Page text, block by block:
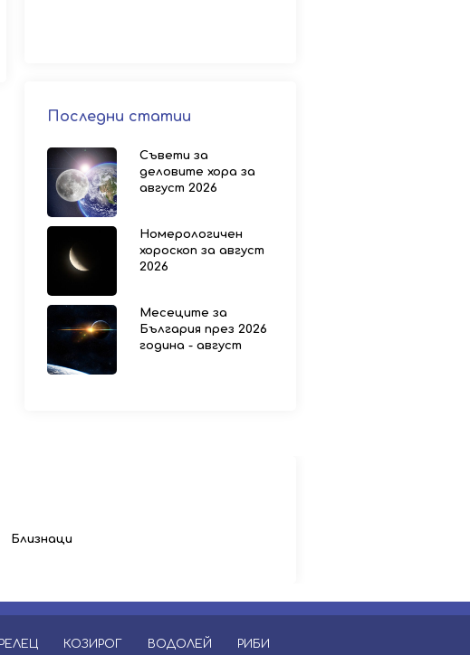
Последни статии
Съвети за
деловите хора за
август 2026
Номерологичен
хороскоп за август
2026
Месеците за
България през 2026
година - август
Близнаци
КОЗИРОГ ВОДОЛЕЙ РИБИ